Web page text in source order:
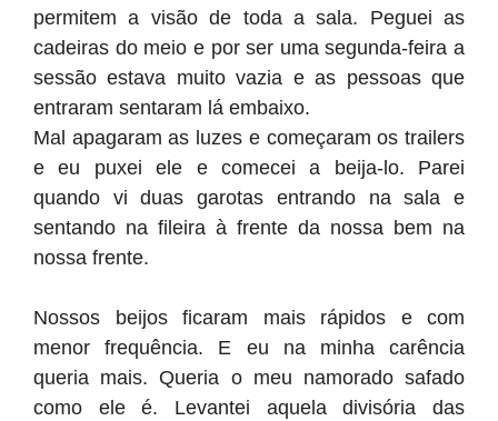
permitem a visão de toda a sala. Peguei as
cadeiras do meio e por ser uma segunda-feira a
sessão estava muito vazia e as pessoas que
entraram sentaram lá embaixo.
Mal apagaram as luzes e começaram os trailers
e eu puxei ele e comecei a beija-lo. Parei
quando vi duas garotas entrando na sala e
sentando na fileira à frente da nossa bem na
nossa frente.
Nossos beijos ficaram mais rápidos e com
menor frequência. E eu na minha carência
queria mais. Queria o meu namorado safado
como ele é. Levantei aquela divisória das